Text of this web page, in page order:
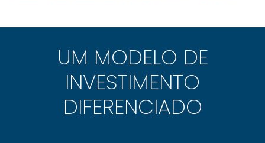
UM MODELO DE
INVESTIMENTO
DIFERENCIADO